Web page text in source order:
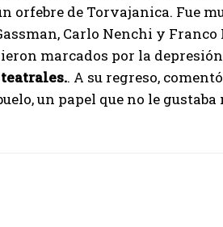
orfebre de Torvajanica. Fue
Carlo Nenchi y
marcados por la
. A su regreso,
un papel que no le